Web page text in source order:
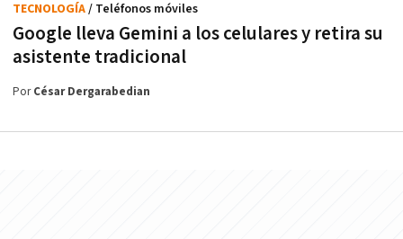
Google lleva Gemini a los celulares y retira su
asistente tradicional
TECNOLOGÍA/ Teléfonos móviles
PorCésar Dergarabedian